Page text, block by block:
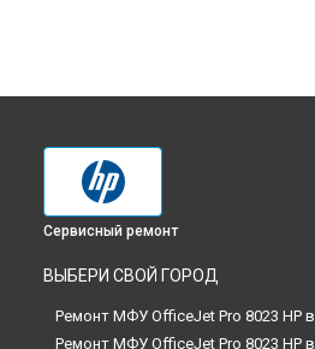
Сервисный ремонт
ВЫБЕРИ СВОЙ ГОРОД
Ремонт МФУ OfficeJet Pro 8023 HP в
Ремонт МФУ OfficeJet Pro 8023 HP в